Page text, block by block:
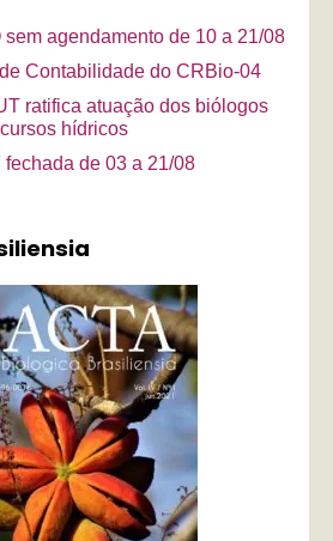
agendamento de 10 a 21/08
Contabilidade do CRBio-04
ratifica atuação dos biólogos
hídricos
de 03 a 21/08